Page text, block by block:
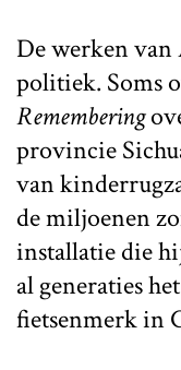
De werken
politiek. Soms
Remembering
provincie
van
de miljoenen
installatie die
al generaties
fietsenmerk in